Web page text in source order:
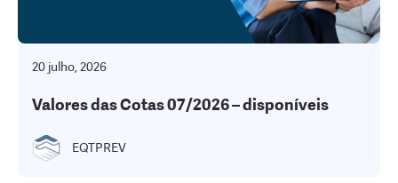
20 julho, 2026
Valores das Cotas 07/2026 – disponíveis
EQTPREV